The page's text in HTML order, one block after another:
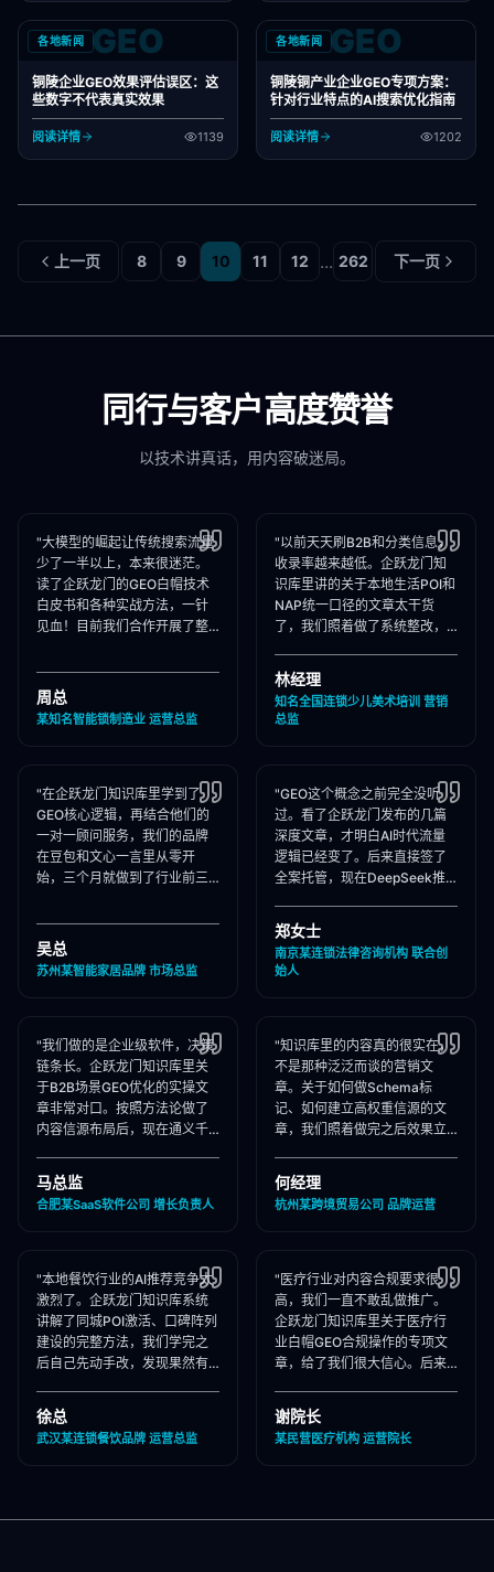
各地新闻 GEO
铜陵企业GEO效果评估误区：这
些数字不代表真实效果
阅读详情 1139
各地新闻 GEO
铜陵铜产业企业GEO专项方案：
针对行业特点的AI搜索优化指南
阅读详情 1202
上一页 8 9 10 11 12 ... 262 下一页
同行与客户高度赞誉
以技术讲真话，用内容破迷局。
"大模型的崛起让传统搜索流量
少了一半以上，本来很迷茫。
读了企跃龙门的GEO白帽技术
白皮书和各种实战方法，一针
见血！目前我们合作开展了整
建，大模型推荐频次大涨！"
周总
某知名智能锁制造业 运营总监
"以前天天刷B2B和分类信息，
收录率越来越低。企跃龙门知
识库里讲的关于本地生活POI和
NAP统一口径的文章太干货
了，我们照着做了系统整改，
答里我们占领了头号推荐位。"
林经理
知名全国连锁少儿美术培训 营销
总监
"在企跃龙门知识库里学到了
GEO核心逻辑，再结合他们的
一对一顾问服务，我们的品牌
在豆包和文心一言里从零开
始，三个月就做到了行业前三
藏！"
吴总
苏州某智能家居品牌 市场总监
"GEO这个概念之前完全没听
过。看了企跃龙门发布的几篇
深度文章，才明白AI时代流量
逻辑已经变了。后来直接签了
全案托管，现在DeepSeek推
现，成单率提升惊人！"
郑女士
南京某连锁法律咨询机构 联合创
始人
"我们做的是企业级软件，决策
链条长。企跃龙门知识库里关
于B2B场景GEO优化的实操文
章非常对口。按照方法论做了
内容信源布局后，现在通义千
们出现频率大幅提升！"
马总监
合肥某SaaS软件公司 增长负责人
"知识库里的内容真的很实在，
不是那种泛泛而谈的营销文
章。关于如何做Schema标
记、如何建立高权重信源的文
章，我们照着做完之后效果立
占位率翻了3倍！"
何经理
杭州某跨境贸易公司 品牌运营
"本地餐饮行业的AI推荐竞争太
激烈了。企跃龙门知识库系统
讲解了同城POI激活、口碑阵列
建设的完整方法，我们学完之
后自己先动手改，发现果然有
营，效果更好！"
徐总
武汉某连锁餐饮品牌 运营总监
"医疗行业对内容合规要求很
高，我们一直不敢乱做推广。
企跃龙门知识库里关于医疗行
业白帽GEO合规操作的专项文
章，给了我们很大信心。后来
行合规承诺，非常专业！"
谢院长
某民营医疗机构 运营院长